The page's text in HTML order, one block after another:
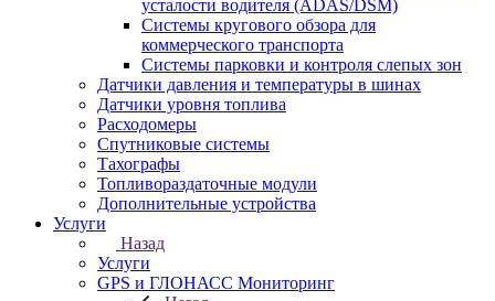
усталости водителя (ADAS/DSM)
Системы кругового обзора для
коммерческого транспорта
Системы парковки и контроля слепых зон
Датчики давления и температуры в шинах
Датчики уровня топлива
Расходомеры
Спутниковые системы
Тахографы
Топливораздаточные модули
Дополнительные устройства
Услуги
Назад
Услуги
GPS и ГЛОНАСС Мониторинг